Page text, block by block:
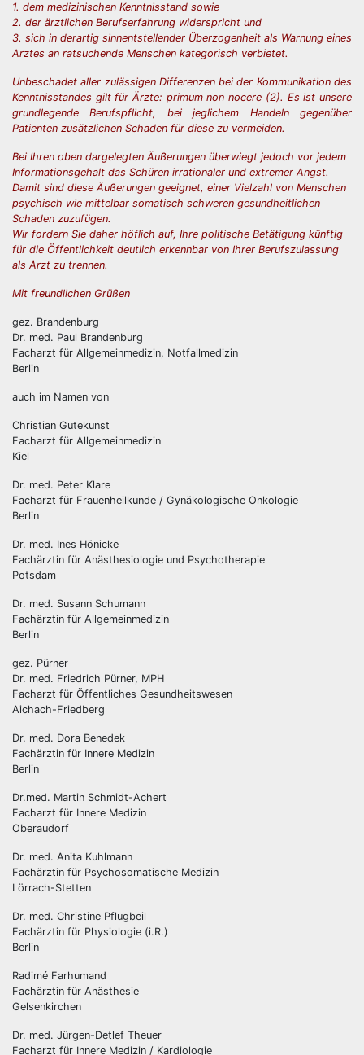
1. dem medizinischen Kenntnisstand sowie
2. der ärztlichen Berufserfahrung widerspricht und
3. sich in derartig sinnentstellender Überzogenheit als Warnung eines
Arztes an ratsuchende Menschen kategorisch verbietet.
Unbeschadet aller zulässigen Differenzen bei der Kommunikation des
Kenntnisstandes gilt für Ärzte: primum non nocere (2). Es ist unsere
grundlegende Berufspflicht, bei jeglichem Handeln gegenüber
Patienten zusätzlichen Schaden für diese zu vermeiden.
Bei Ihren oben dargelegten Äußerungen überwiegt jedoch vor jedem
Informationsgehalt das Schüren irrationaler und extremer Angst.
Damit sind diese Äußerungen geeignet, einer Vielzahl von Menschen
psychisch wie mittelbar somatisch schweren gesundheitlichen
Schaden zuzufügen.
Wir fordern Sie daher höflich auf, Ihre politische Betätigung künftig
für die Öffentlichkeit deutlich erkennbar von Ihrer Berufszulassung
als Arzt zu trennen.
Mit freundlichen Grüßen
gez. Brandenburg
Dr. med. Paul Brandenburg
Facharzt für Allgemeinmedizin, Notfallmedizin
Berlin
auch im Namen von
Christian Gutekunst
Facharzt für Allgemeinmedizin
Kiel
Dr. med. Peter Klare
Facharzt für Frauenheilkunde / Gynäkologische Onkologie
Berlin
Dr. med. Ines Hönicke
Fachärztin für Anästhesiologie und Psychotherapie
Potsdam
Dr. med. Susann Schumann
Fachärztin für Allgemeinmedizin
Berlin
gez. Pürner
Dr. med. Friedrich Pürner, MPH
Facharzt für Öffentliches Gesundheitswesen
Aichach-Friedberg
Dr. med. Dora Benedek
Fachärztin für Innere Medizin
Berlin
Dr.med. Martin Schmidt-Achert
Facharzt für Innere Medizin
Oberaudorf
Dr. med. Anita Kuhlmann
Fachärztin für Psychosomatische Medizin
Lörrach-Stetten
Dr. med. Christine Pflugbeil
Fachärztin für Physiologie (i.R.)
Berlin
Radimé Farhumand
Fachärztin für Anästhesie
Gelsenkirchen
Dr. med. Jürgen-Detlef Theuer
Facharzt für Innere Medizin / Kardiologie